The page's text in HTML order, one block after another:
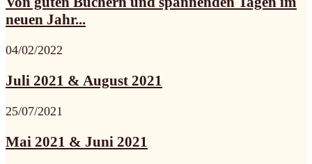
neuen Jahr...
04/02/2022
Juli 2021 & August 2021
25/07/2021
Mai 2021 & Juni 2021